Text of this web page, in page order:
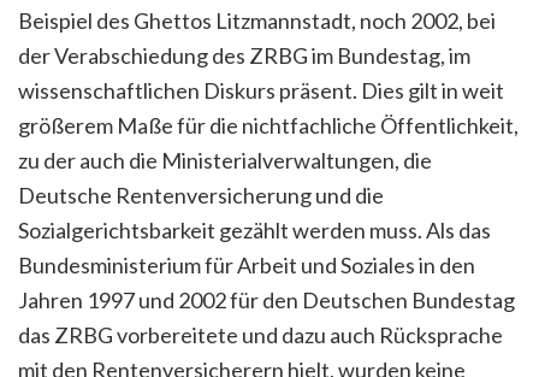
Beispiel des Ghettos Litzmannstadt, noch 2002, bei
der Verabschiedung des ZRBG im Bundestag, im
wissenschaftlichen Diskurs präsent. Dies gilt in weit
größerem Maße für die nichtfachliche Öffentlichkeit,
zu der auch die Ministerialverwaltungen, die
Deutsche Rentenversicherung und die
Sozialgerichtsbarkeit gezählt werden muss. Als das
Bundesministerium für Arbeit und Soziales in den
Jahren 1997 und 2002 für den Deutschen Bundestag
das ZRBG vorbereitete und dazu auch Rücksprache
mit den Rentenversicherern hielt, wurden keine